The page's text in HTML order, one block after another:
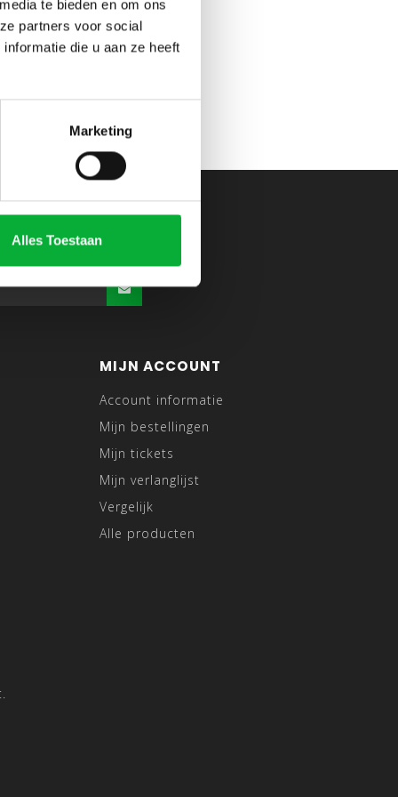
te bieden en om ons
partners voor social
die u aan ze heeft
Marketing
Alles Toestaan
MIJN ACCOUNT
Account informatie
Mijn bestellingen
Mijn tickets
Mijn verlanglijst
Vergelijk
Alle producten